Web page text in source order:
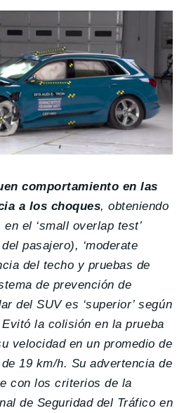
comportamiento en las
a los choques, obteniendo
el ‘small overlap test’
pasajero), ‘moderate
del techo y pruebas de
de prevención de
del SUV es ‘superior’ según
Evitó la colisión en la prueba
velocidad en un promedio de
19 km/h. Su advertencia de
con los criterios de la
de Seguridad del Tráfico en